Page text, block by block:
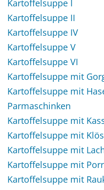
Kartoffelsuppe I
Kartoffelsuppe II
Kartoffelsuppe IV
Kartoffelsuppe V
Kartoffelsuppe VI
Kartoffelsuppe mit
Kartoffelsuppe mit
Parmaschinken
Kartoffelsuppe mit
Kartoffelsuppe mit
Kartoffelsuppe mit
Kartoffelsuppe mit
Kartoffelsuppe mit